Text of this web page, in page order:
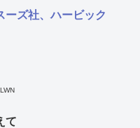
ーズ社、ハービック
て